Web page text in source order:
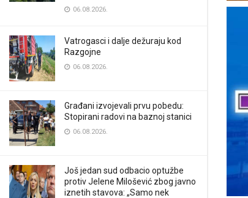
06.08.2026.
Vatrogasci i dalje dežuraju kod
Razgojne
06.08.2026.
Građani izvojevali prvu pobedu:
Stopirani radovi na baznoj stanici
06.08.2026.
Još jedan sud odbacio optužbe
protiv Jelene Milošević zbog javno
iznetih stavova: „Samo nek